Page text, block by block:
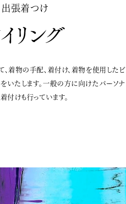
出張着つけ
、着物の手配、着付け、着物を使用したビ
いたします。一般の方に向けたパーソナ
付けも行っています。